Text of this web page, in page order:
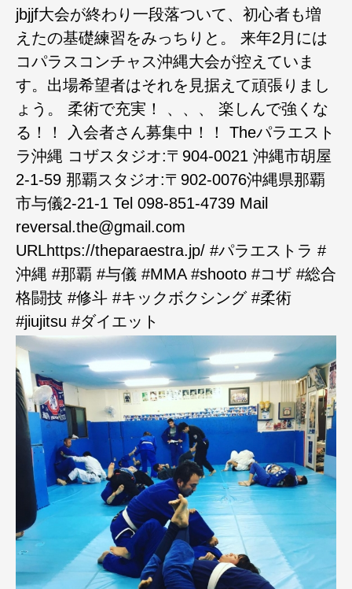
jbjjf大会が終わり一段落ついて、初心者も増
えたの基礎練習をみっちりと。 来年2月には
コパラスコンチャス沖縄大会が控えていま
す。出場希望者はそれを見据えて頑張りまし
ょう。 柔術で充実！ 、、、 楽しんで強くな
る！！ 入会者さん募集中！！ Theパラエスト
ラ沖縄 コザスタジオ:〒904-0021 沖縄市胡屋
2-1-59 那覇スタジオ:〒902-0076沖縄県那覇
市与儀2-21-1 Tel 098-851-4739 Mail
reversal.the@gmail.com
URLhttps://theparaestra.jp/ #パラエストラ #
沖縄 #那覇 #与儀 #MMA #shooto #コザ #総合
格闘技 #修斗 #キックボクシング #柔術
#jiujitsu #ダイエット